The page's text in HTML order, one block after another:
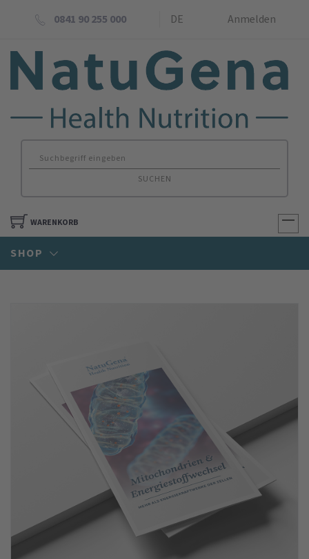
0841 90 255 000 DE Anmelden
SUCHEN
WARENKORB
SHOP